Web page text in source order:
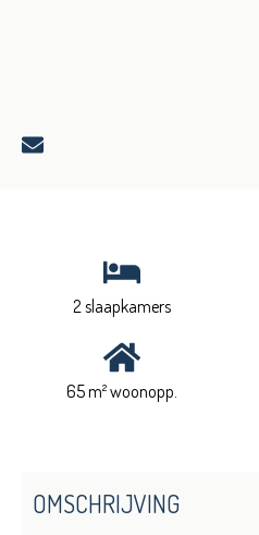
2 slaapkamers
65 m² woonopp.
OMSCHRIJVING